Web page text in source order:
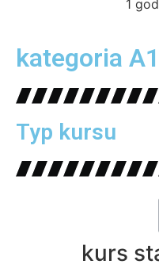
1
kategoria A1
Typ kursu
kurs